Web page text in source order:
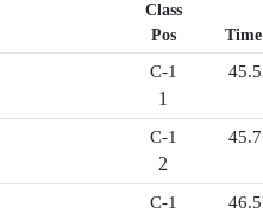
Class
Pos
Time
C-1
1
45.5
C-1
2
45.7
C-1 46.5